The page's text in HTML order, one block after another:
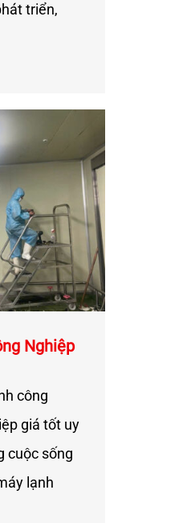
triển,
Nghiệp
công
giá tốt uy
cuộc sống
lạnh